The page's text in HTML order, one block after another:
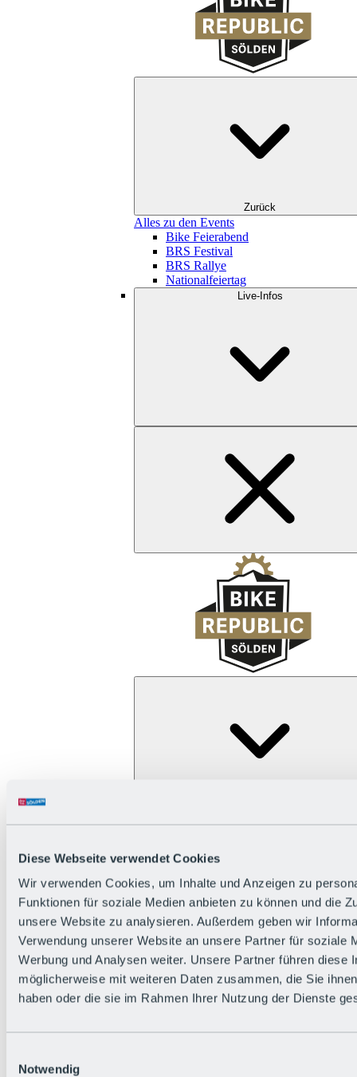
Diese Webseite verwendet Cookies
Wir verwenden Cookies, um Inhalte und Anzeigen zu
Funktionen für soziale Medien anbieten zu können und die
unsere Website zu analysieren. Außerdem geben wir
Verwendung unserer Website an unsere Partner für soziale
Werbung und Analysen weiter. Unsere Partner führen diese
möglicherweise mit weiteren Daten zusammen, die Sie
haben oder die sie im Rahmen Ihrer Nutzung der Dienste
Notwendig
Zurück
Alles zu den Events
Bike Feierabend
BRS Festival
BRS Rallye
Nationalfeiertag
Live-Infos
Alle Live-Infos
Wetter
Hüttenstatus
Livecams
Urlaubsregion